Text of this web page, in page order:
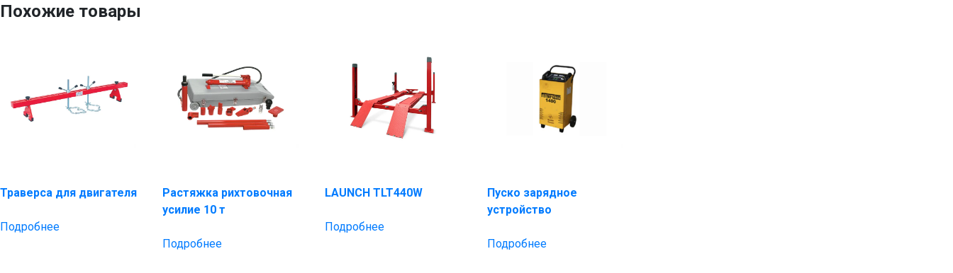
Похожие товары
Траверса для двигателя
Подробнее
Растяжка рихтовочная
усилие 10 т
Подробнее
LAUNCH TLT440W
Подробнее
Пуско зарядное
устройство
Подробнее